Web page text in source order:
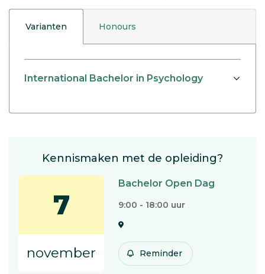
Varianten Honours
International Bachelor in Psychology
Kennismaken met de opleiding?
7
november
Bachelor Open Dag
9:00 - 18:00 uur
Reminder